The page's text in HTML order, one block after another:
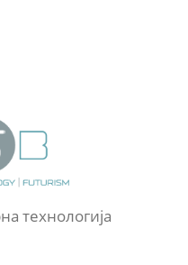
технологија